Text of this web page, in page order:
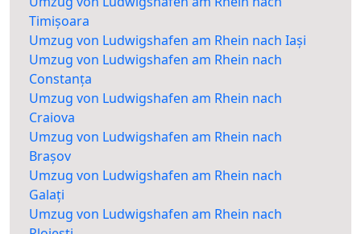
Timișoara
Umzug von Ludwigshafen am Rhein nach Iași
Umzug von Ludwigshafen am Rhein nach
Constanța
Umzug von Ludwigshafen am Rhein nach
Craiova
Umzug von Ludwigshafen am Rhein nach
Brașov
Umzug von Ludwigshafen am Rhein nach
Galați
Umzug von Ludwigshafen am Rhein nach